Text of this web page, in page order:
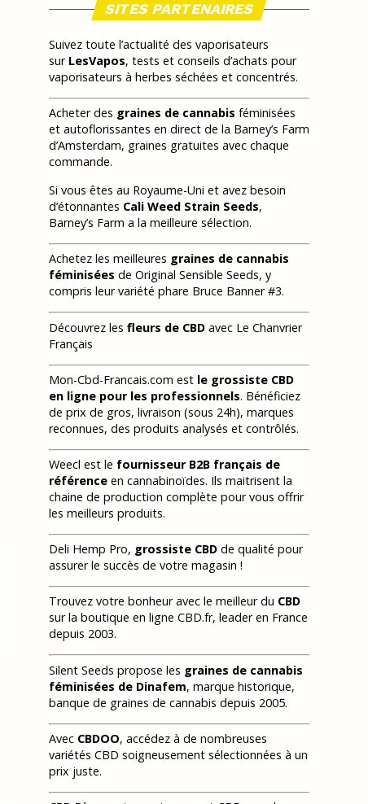
SITES PARTENAIRES
Suivez toute l’actualité des vaporisateurs
sur LesVapos, tests et conseils d’achats pour
vaporisateurs à herbes séchées et concentrés.
Acheter des graines de cannabis féminisées
et autoflorissantes en direct de la Barney’s Farm
d’Amsterdam, graines gratuites avec chaque
commande.
Si vous êtes au Royaume-Uni et avez besoin
d’étonnantes Cali Weed Strain Seeds,
Barney’s Farm a la meilleure sélection.
Achetez les meilleures graines de cannabis
féminisées de Original Sensible Seeds, y
compris leur variété phare Bruce Banner #3.
Découvrez les fleurs de CBD avec Le Chanvrier
Français
Mon-Cbd-Francais.com est le grossiste CBD
en ligne pour les professionnels. Bénéficiez
de prix de gros, livraison (sous 24h), marques
reconnues, des produits analysés et contrôlés.
Weecl est le fournisseur B2B français de
référence en cannabinoïdes. Ils maitrisent la
chaine de production complète pour vous offrir
les meilleurs produits.
Deli Hemp Pro, grossiste CBD de qualité pour
assurer le succès de votre magasin !
Trouvez votre bonheur avec le meilleur du CBD
sur la boutique en ligne CBD.fr, leader en France
depuis 2003.
Silent Seeds propose les graines de cannabis
féminisées de Dinafem, marque historique,
banque de graines de cannabis depuis 2005.
Avec CBDOO, accédez à de nombreuses
variétés CBD soigneusement sélectionnées à un
prix juste.